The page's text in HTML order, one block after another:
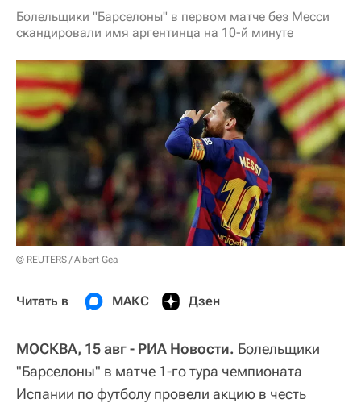
Болельщики "Барселоны" в первом матче без Месси
скандировали имя аргентинца на 10-й минуте
© REUTERS / Albert Gea
Читать в МАКС Дзен
МОСКВА, 15 авг - РИА Новости. Болельщики
"Барселоны" в матче 1-го тура чемпионата
Испании по футболу провели акцию в честь